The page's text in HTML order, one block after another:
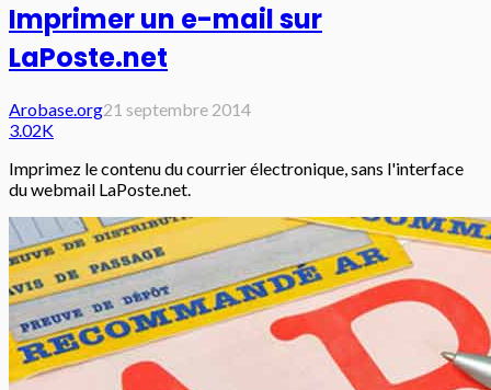
Imprimer un e-mail sur
LaPoste.net
Arobase.org21 septembre 2014
3.02K
Imprimez le contenu du courrier électronique, sans l'interface
du webmail LaPoste.net.